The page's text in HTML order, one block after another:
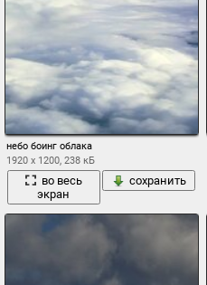
небо боинг облака
1920 x 1200, 238 кБ
во весь
экран
сохранить